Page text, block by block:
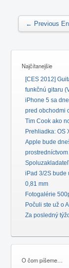
← Previous
Najčítanejšie
[CES 2012]
funkčnú gitaru
iPhone 5 sa
pred obchodmi
Tim Cook ako
Prehliadka: OS
Apple bude
iPad 3/2S bude
0,81 mm
Fotogalérie
Počuli ste už o
Za posledný
O čom píšeme…